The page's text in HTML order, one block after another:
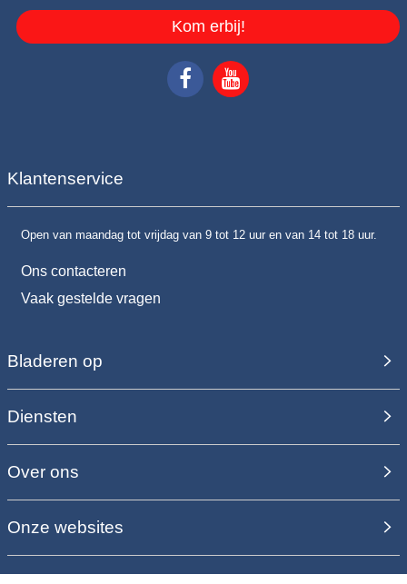
Kom erbij!
Klantenservice
Open van maandag tot vrijdag van 9 tot 12 uur en van 14 tot 18 uur.
Ons contacteren
Vaak gestelde vragen
Bladeren op
Diensten
Over ons
Onze websites